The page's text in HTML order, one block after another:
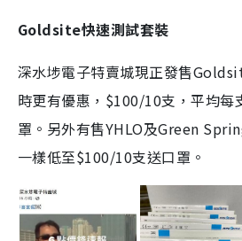
Goldsite快速測試套裝
深水埗電子特賣城現正發售
時更有優惠，$100/10支，平均每
罩。另外有售YHLO及Green
一樣低至$100/10支送口罩。